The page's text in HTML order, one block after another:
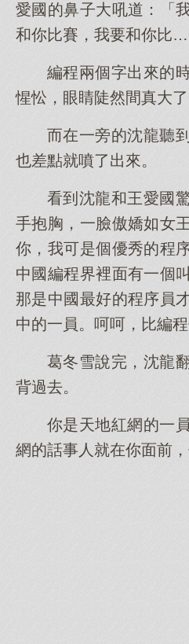
愛國的鼻子大吼道：「
和你比賽，我要和你比
編程兩個字出來的
惺忪，眼睛陡然間真大了
而在一旁的沈龍聽
也差點就噴了出來。
看到沈龍和王愛國
手抱胸，一臉傲嬌如女
你，我可是個優秀的程
中國編程界裡面有一個
那是中國最好的程序員
中的一員。呵呵，比編程
葛冬雪說完，沈龍
背過去。
你是天地紅網的一
網的話事人就在你面前